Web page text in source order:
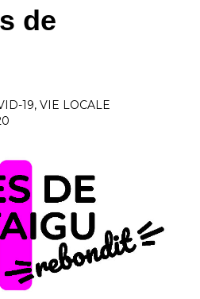
de
19, VIE LOCALE